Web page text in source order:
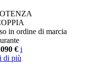
in ordine di marcia
€ i
di più